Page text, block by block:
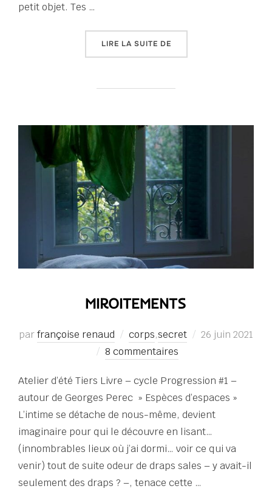
petit objet. Tes …
LIRE LA SUITE DE« TU CHERCHES
MIROITEMENTS
parfrançoise renaud corps,secret
Publié
26 juin 2021
8 commentaires
Atelier d’été Tiers Livre – cycle Progression #1 –
autour de Georges Perec » Espèces d’espaces »
L’intime se détache de nous-même, devient
imaginaire pour qui le découvre en lisant…
(innombrables lieux où j’ai dormi… voir ce qui va
venir) tout de suite odeur de draps sales – y avait-il
seulement des draps ? –, tenace cette …